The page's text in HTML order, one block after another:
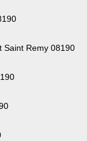
Saint Remy 08190